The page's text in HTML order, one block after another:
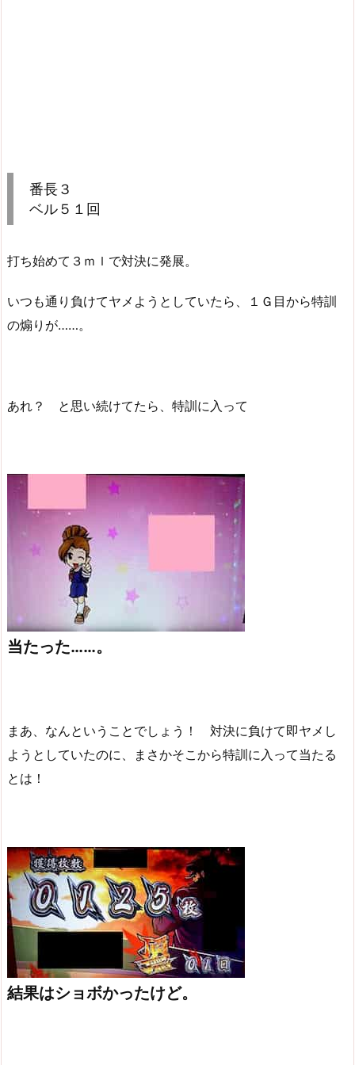
番長３
ベル５１回
打ち始めて３ｍｌで対決に発展。
いつも通り負けてヤメようとしていたら、１Ｇ目から特訓
の煽りが……。
あれ？ と思い続けてたら、特訓に入って
当たった……。
まあ、なんということでしょう！ 対決に負けて即ヤメし
ようとしていたのに、まさかそこから特訓に入って当たる
とは！
結果はショボかったけど。